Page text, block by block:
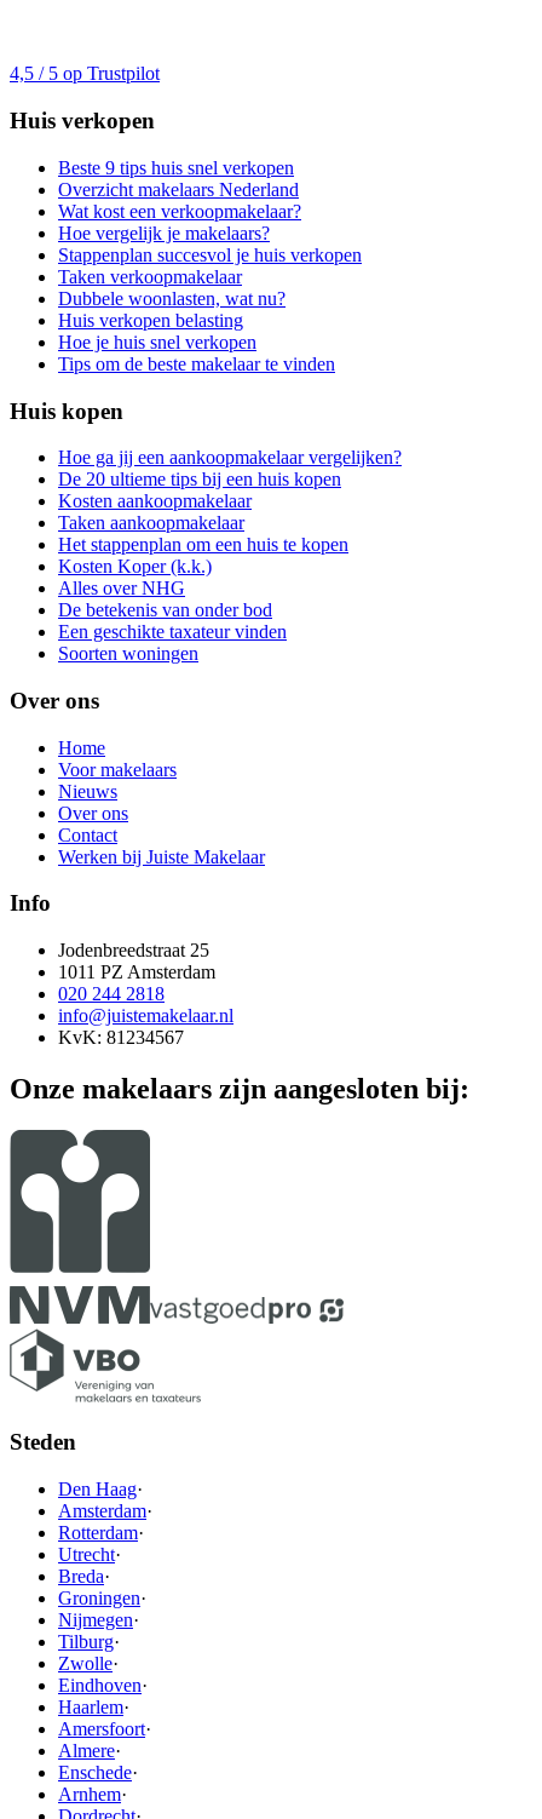
4,5 / 5 op Trustpilot
Huis verkopen
Beste 9 tips huis snel verkopen
Overzicht makelaars Nederland
Wat kost een verkoopmakelaar?
Hoe vergelijk je makelaars?
Stappenplan succesvol je huis verkopen
Taken verkoopmakelaar
Dubbele woonlasten, wat nu?
Huis verkopen belasting
Hoe je huis snel verkopen
Tips om de beste makelaar te vinden
Huis kopen
Hoe ga jij een aankoopmakelaar vergelijken?
De 20 ultieme tips bij een huis kopen
Kosten aankoopmakelaar
Taken aankoopmakelaar
Het stappenplan om een huis te kopen
Kosten Koper (k.k.)
Alles over NHG
De betekenis van onder bod
Een geschikte taxateur vinden
Soorten woningen
Over ons
Home
Voor makelaars
Nieuws
Over ons
Contact
Werken bij Juiste Makelaar
Info
Jodenbreedstraat 25
1011 PZ Amsterdam
020 244 2818
info@juistemakelaar.nl
KvK: 81234567
Onze makelaars zijn aangesloten bij:
Steden
Den Haag·
Amsterdam·
Rotterdam·
Utrecht·
Breda·
Groningen·
Nijmegen·
Tilburg·
Zwolle·
Eindhoven·
Haarlem·
Amersfoort·
Almere·
Enschede·
Arnhem·